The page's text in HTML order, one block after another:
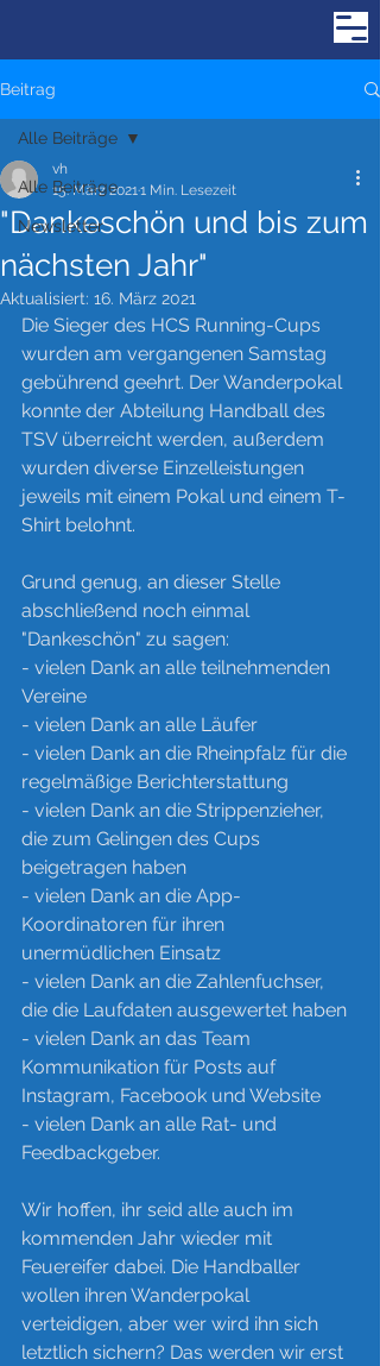
Beitrag
Alle Beiträge
Newsletter
Alle Beiträge
"Dankeschön und bis zum
nächsten Jahr"
vh
15. März 20211 Min. Lesezeit
Aktualisiert: 16. März 2021
Die Sieger des HCS Running-Cups
wurden am vergangenen Samstag
gebührend geehrt. Der Wanderpokal
konnte der Abteilung Handball des
TSV überreicht werden, außerdem
wurden diverse Einzelleistungen
jeweils mit einem Pokal und einem T-
Shirt belohnt.
Grund genug, an dieser Stelle
abschließend noch einmal
"Dankeschön" zu sagen:
- vielen Dank an alle teilnehmenden
Vereine
- vielen Dank an alle Läufer
- vielen Dank an die Rheinpfalz für die
regelmäßige Berichterstattung
- vielen Dank an die Strippenzieher,
die zum Gelingen des Cups
beigetragen haben
- vielen Dank an die App-
Koordinatoren für ihren
unermüdlichen Einsatz
- vielen Dank an die Zahlenfuchser,
die die Laufdaten ausgewertet haben
- vielen Dank an das Team
Kommunikation für Posts auf
Instagram, Facebook und Website
- vielen Dank an alle Rat- und
Feedbackgeber.
Wir hoffen, ihr seid alle auch im
kommenden Jahr wieder mit
Feuereifer dabei. Die Handballer
wollen ihren Wanderpokal
verteidigen, aber wer wird ihn sich
letztlich sichern? Das werden wir erst